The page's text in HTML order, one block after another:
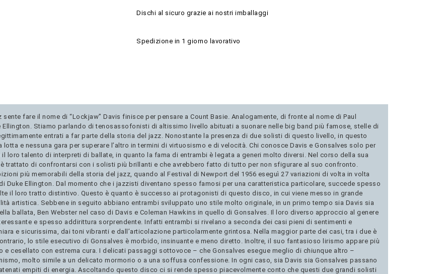
Dischi al sicuro grazie ai nostri imballaggi
Spedizione in 1 giorno lavorativo
fare il nome di “Lockjaw” Davis finisce per pensare a Count Basie. Analogamente, di fronte al nome di Paul
Ellington. Stiamo parlando di tenosassofonisti di altissimo livello abituati a suonare nelle big band più famose, stelle di
entrati a far parte della storia del jazz. Nonostante la presenza di due solisti di questo livello, in questo
e nessuna gara per superare l’altro in termini di virtuosismo e di velocità. Chi conosce Davis e Gonsalves solo per
loro talento di interpreti di ballate, in quanto la fama di entrambi è legata a generi molto diversi. Nel corso della sua
trattato di confrontarsi con i solisti più brillanti e che avrebbero fatto di tutto per non sfigurare al suo confronto.
più memorabili della storia del jazz, quando al Festival di Newport del 1956 eseguì 27 variazioni di volta in volta
Duke Ellington. Dal momento che i jazzisti diventano spesso famosi per una caratteristica particolare, succede spesso
il loro tratto distintivo. Questo è quanto è successo ai protagonisti di questo disco, in cui viene messo in grande
artistica. Sebbene in seguito abbiano entrambi sviluppato uno stile molto originale, in un primo tempo sia Davis sia
ballata, Ben Webster nel caso di Davis e Coleman Hawkins in quello di Gonsalves. Il loro diverso approccio al genere
e spesso addirittura sorprendente. Infatti entrambi si rivelano a seconda dei casi pieni di sentimenti e
e sicurissima, dai toni vibranti e dall’articolazione particolarmente grintosa. Nella maggior parte dei casi, tra i due è
lo stile esecutivo di Gonsalves è morbido, insinuante e meno diretto. Inoltre, il suo fantasioso lirismo appare più
cesellato con estrema cura. I delicati passaggi sottovoce – che Gonsalves esegue meglio di chiunque altro –
molto simile a un delicato mormorio o a una soffusa confessione. In ogni caso, sia Davis sia Gonsalves passano
empiti di energia. Ascoltando questo disco ci si rende spesso piacevolmente conto che questi due grandi solisti